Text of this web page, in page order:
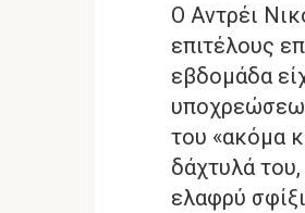
Ο Αντρέι
επιτέλους
εβδομάδα
του «ακόμα
δάχτυλά
ελαφρύ